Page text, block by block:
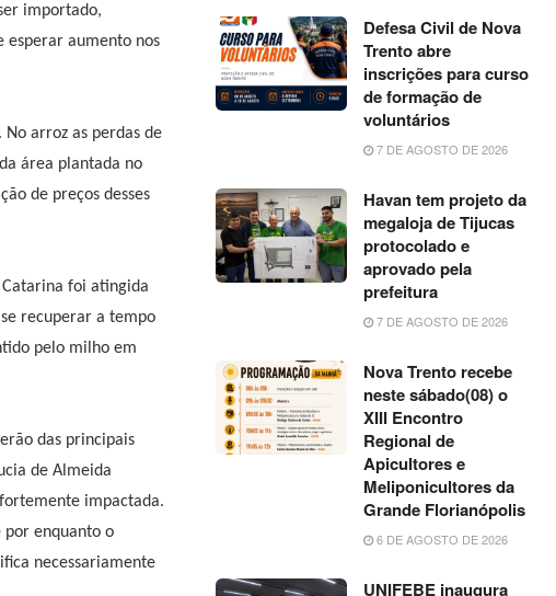
importado,
esperar aumento nos
arroz as perdas de
área plantada no
de preços desses
Catarina foi atingida
recuperar a tempo
pelo milho em
das principais
de Almeida
impactada.
por enquanto o
necessariamente
Defesa Civil de Nova
Trento abre
inscrições para curso
de formação de
voluntários
7 DE AGOSTO DE 2026
Havan tem projeto da
megaloja de Tijucas
protocolado e
aprovado pela
prefeitura
7 DE AGOSTO DE 2026
Nova Trento recebe
neste sábado(08) o
XIII Encontro
Regional de
Apicultores e
Meliponicultores da
Grande Florianópolis
6 DE AGOSTO DE 2026
UNIFEBE inaugura